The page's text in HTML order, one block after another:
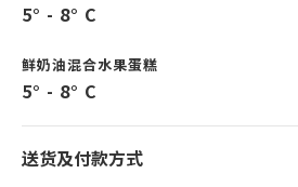
5° - 8° C
鲜奶油混合水果蛋糕
5° - 8° C
送货及付款方式